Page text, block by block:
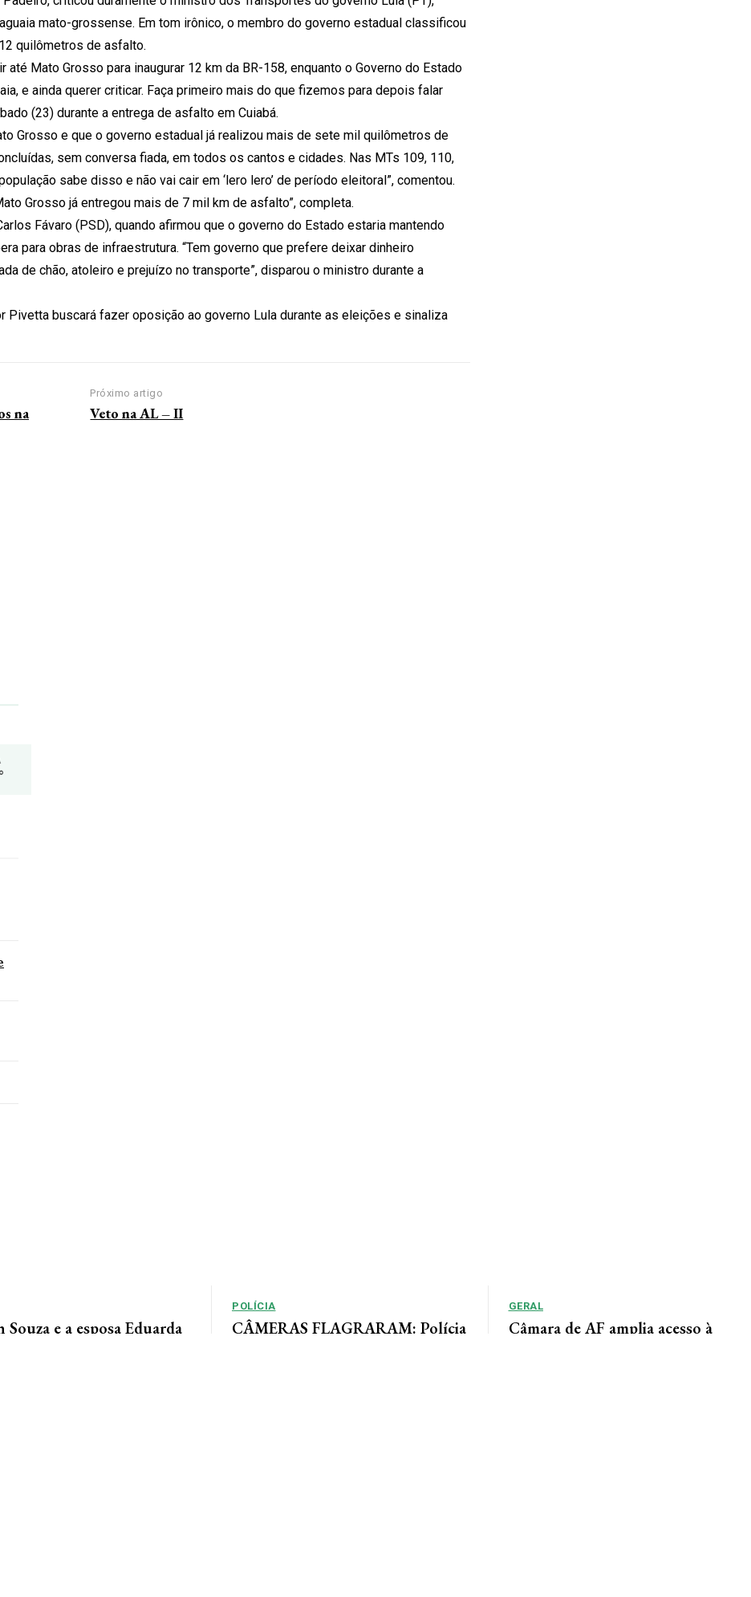
mato-grossense. Em tom irônico, o membro do governo estadual classificou
quilômetros de asfalto.
Mato Grosso para inaugurar 12 km da BR-158, enquanto o Governo do Estado
e ainda querer criticar. Faça primeiro mais do que fizemos para depois falar
(23) durante a entrega de asfalto em Cuiabá.
Grosso e que o governo estadual já realizou mais de sete mil quilômetros de
sem conversa fiada, em todos os cantos e cidades. Nas MTs 109, 110,
sabe disso e não vai cair em ‘lero lero’ de período eleitoral”, comentou.
Grosso já entregou mais de 7 mil km de asfalto”, completa.
Fávaro (PSD), quando afirmou que o governo do Estado estaria mantendo
para obras de infraestrutura. “Tem governo que prefere deixar dinheiro
de chão, atoleiro e prejuízo no transporte”, disparou o ministro durante a
Pivetta buscará fazer oposição ao governo Lula durante as eleições e sinaliza
na
Próximo artigo
Veto na AL – II
°
e a esposa Eduarda
POLÍCIA
CÂMERAS FLAGRARAM: Polícia
GERAL
Câmara de AF amplia acesso à